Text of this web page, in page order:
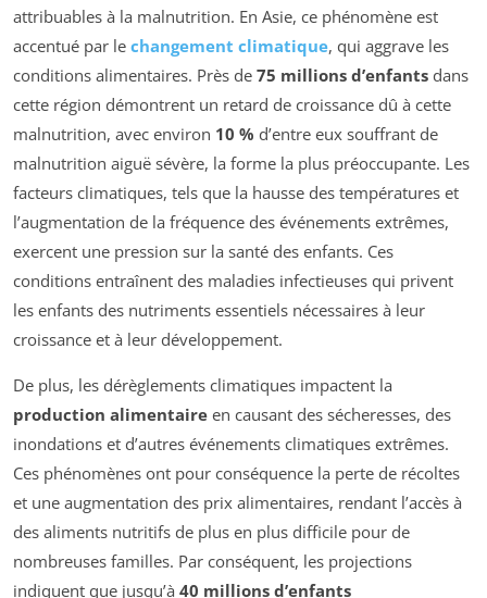
attribuables à la malnutrition. En Asie, ce phénomène est
accentué par le changement climatique, qui aggrave les
conditions alimentaires. Près de 75 millions d’enfants dans
cette région démontrent un retard de croissance dû à cette
malnutrition, avec environ 10 % d’entre eux souffrant de
malnutrition aiguë sévère, la forme la plus préoccupante. Les
facteurs climatiques, tels que la hausse des températures et
l’augmentation de la fréquence des événements extrêmes,
exercent une pression sur la santé des enfants. Ces
conditions entraînent des maladies infectieuses qui privent
les enfants des nutriments essentiels nécessaires à leur
croissance et à leur développement.
De plus, les dérèglements climatiques impactent la
production alimentaire en causant des sécheresses, des
inondations et d’autres événements climatiques extrêmes.
Ces phénomènes ont pour conséquence la perte de récoltes
et une augmentation des prix alimentaires, rendant l’accès à
des aliments nutritifs de plus en plus difficile pour de
nombreuses familles. Par conséquent, les projections
indiquent que jusqu’à 40 millions d’enfants